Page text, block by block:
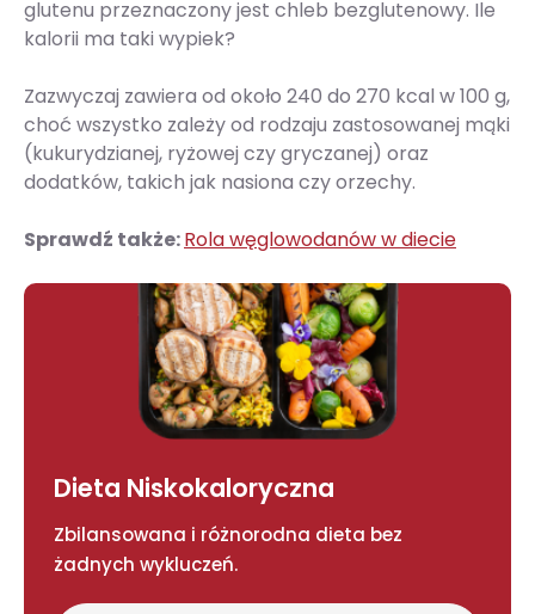
glutenu przeznaczony jest chleb bezglutenowy. Ile
kalorii ma taki wypiek?
Zazwyczaj zawiera od około 240 do 270 kcal w 100 g,
choć wszystko zależy od rodzaju zastosowanej mąki
(kukurydzianej, ryżowej czy gryczanej) oraz
dodatków, takich jak nasiona czy orzechy.
Sprawdź także:Rola węglowodanów w diecie
Dieta Niskokaloryczna
Zbilansowana i różnorodna dieta bez
żadnych wykluczeń.